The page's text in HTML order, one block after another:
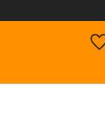
プレゼント!